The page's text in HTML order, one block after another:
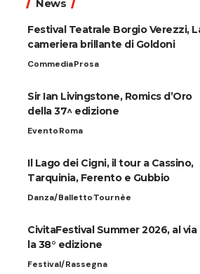
News
Festival Teatrale Borgio Verezzi,
cameriera brillante di Goldoni
CommediaProsa
Sir Ian Livingstone, Romics d’Oro
della 37^ edizione
EventoRoma
Il Lago dei Cigni, il tour a Cassino,
Tarquinia, Ferento e Gubbio
Danza/BallettoTournèe
CivitaFestival Summer 2026, al via
la 38° edizione
Festival/Rassegna